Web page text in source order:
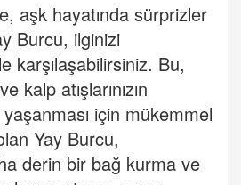
aşk hayatında sürprizler
Burcu, ilginizi
karşılaşabilirsiniz. Bu,
kalp atışlarınızın
yaşanması için mükemmel
Yay Burcu,
derin bir bağ kurma ve